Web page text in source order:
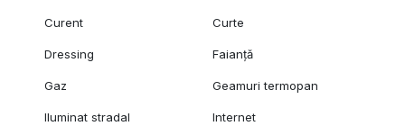
Curent Curte
Dressing Faianță
Gaz Geamuri termopan
Iluminat stradal Internet